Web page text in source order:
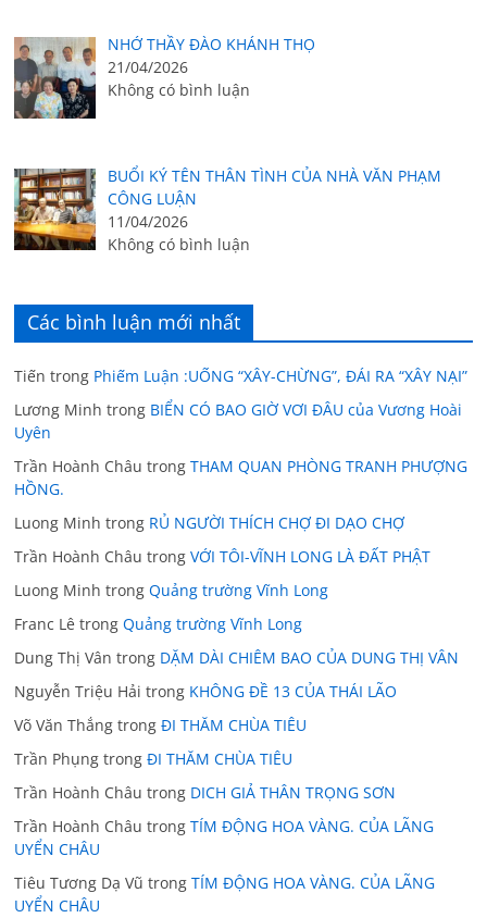
NHỚ THẦY ĐÀO KHÁNH THỌ
21/04/2026
Không có bình luận
BUỔI KÝ TÊN THÂN TÌNH CỦA NHÀ VĂN PHẠM
CÔNG LUẬN
11/04/2026
Không có bình luận
Các bình luận mới nhất
Tiến trong Phiếm Luận :UỐNG “XÂY-CHỪNG”, ĐÁI RA “XÂY NẠI”
Lương Minh trong BIỂN CÓ BAO GIỜ VƠI ĐÂU của Vương Hoài
Uyên
Trần Hoành Châu trongTHAM QUAN PHÒNG TRANH PHƯỢNG
HỒNG.
Luong Minh trong RỦ NGƯỜI THÍCH CHỢ ĐI DẠO CHỢ
Trần Hoành Châu trongVỚI TÔI-VĨNH LONG LÀ ĐẤT PHẬT
Luong Minh trongQuảng trường Vĩnh Long
Franc Lê trongQuảng trường Vĩnh Long
Dung Thị Vân trong DẶM DÀI CHIÊM BAO CỦA DUNG THỊ VÂN
Nguyễn Triệu Hải trong KHÔNG ĐỀ 13 CỦA THÁI LÃO
Võ Văn Thắng trongĐI THĂM CHÙA TIÊU
Trần Phụng trongĐI THĂM CHÙA TIÊU
Trần Hoành Châu trong DICH GIẢ THÂN TRỌNG SƠN
Trần Hoành Châu trongTÍM ĐỘNG HOA VÀNG. CỦA LÃNG
UYỂN CHÂU
Tiêu Tương Dạ Vũ trongTÍM ĐỘNG HOA VÀNG. CỦA LÃNG
UYỂN CHÂU